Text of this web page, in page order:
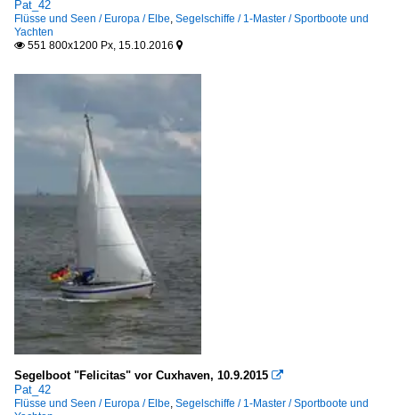
Pat_42
Flüsse und Seen / Europa / Elbe, Segelschiffe / 1-Master / Sportboote und
Yachten
 551 800x1200 Px, 15.10.2016 
Segelboot "Felicitas" vor Cuxhaven, 10.9.2015 
Pat_42
Flüsse und Seen / Europa / Elbe, Segelschiffe / 1-Master / Sportboote und